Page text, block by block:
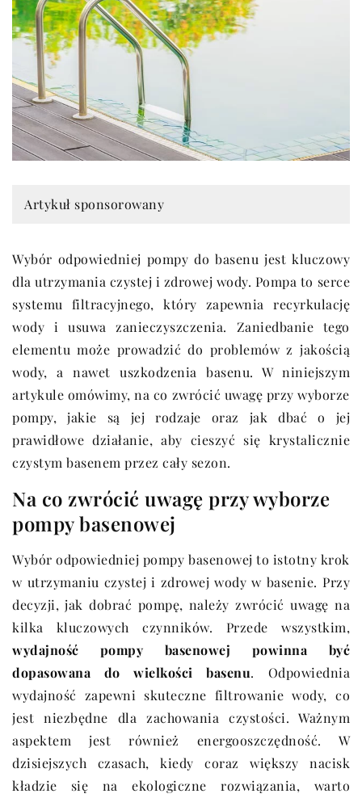
Artykuł sponsorowany
Wybór odpowiedniej pompy do basenu jest kluczowy
dla utrzymania czystej i zdrowej wody. Pompa to serce
systemu filtracyjnego, który zapewnia recyrkulację
wody i usuwa zanieczyszczenia. Zaniedbanie tego
elementu może prowadzić do problemów z jakością
wody, a nawet uszkodzenia basenu. W niniejszym
artykule omówimy, na co zwrócić uwagę przy wyborze
pompy, jakie są jej rodzaje oraz jak dbać o jej
prawidłowe działanie, aby cieszyć się krystalicznie
czystym basenem przez cały sezon.
Na co zwrócić uwagę przy wyborze
pompy basenowej
Wybór odpowiedniej pompy basenowej to istotny krok
w utrzymaniu czystej i zdrowej wody w basenie. Przy
decyzji, jak dobrać pompę, należy zwrócić uwagę na
kilka kluczowych czynników. Przede wszystkim,
wydajność pompy basenowej powinna być
dopasowana do wielkości basenu. Odpowiednia
wydajność zapewni skuteczne filtrowanie wody, co
jest niezbędne dla zachowania czystości. Ważnym
aspektem jest również energooszczędność. W
dzisiejszych czasach, kiedy coraz większy nacisk
kładzie się na ekologiczne rozwiązania, warto